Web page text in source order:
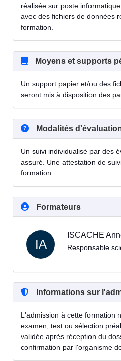
réalisée sur poste
avec des fichiers de données
formation.
Moyens et supports
Un support papier et/ou des
seront mis à disposition des
Modalités
Un suivi individualisé par des
assuré. Une attestation de
formation.
Formateurs
IA
ISCACHE
Responsable
Informations sur
L'admission à cette formation
examen, test ou sélection
validée après réception du
confirmation par l'organisme